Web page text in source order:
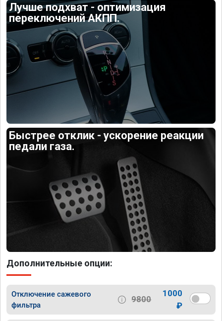
Лучше подхват - оптимизация
переключений АКПП.
Быстрее отклик - ускорение реакции
педали газа.
Дополнительные опции:
Отключение сажевого
фильтра
9800
1000
₽